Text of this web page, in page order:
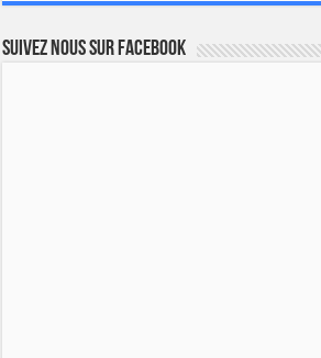
Suivez nous sur Facebook